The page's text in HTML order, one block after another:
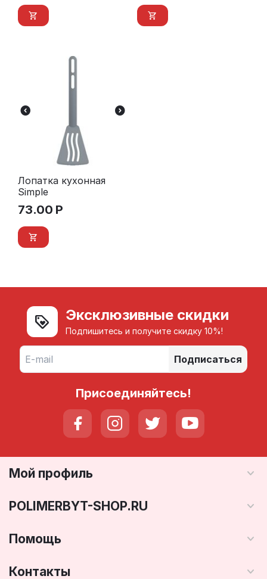
Лопатка кухонная
Simple
73.00 Р
Эксклюзивные скидки
Подпишитесь и получите скидку 10%!
Подписаться
Присоединяйтесь!
Мой профиль
POLIMERBYT-SHOP.RU
Помощь
Контакты